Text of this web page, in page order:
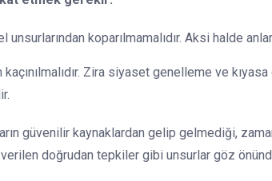
koparılmamalıdır. Aksi halde
Zira siyaset genelleme ve
güvenilir kaynaklardan gelip gelmediği,
doğrudan tepkiler gibi unsurlar göz